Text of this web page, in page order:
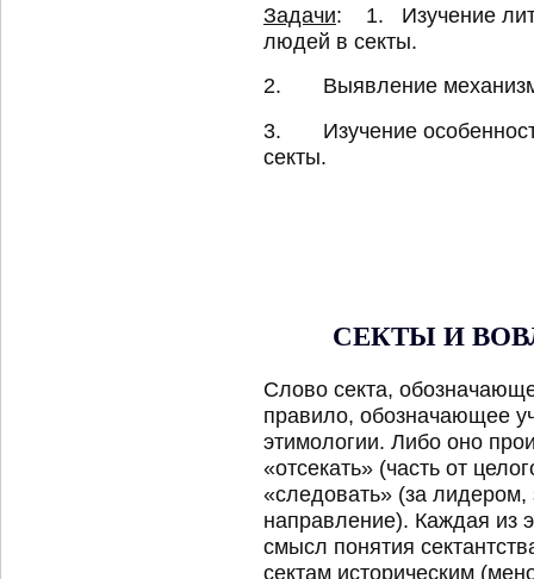
Задачи: 1. Изучение
людей в секты.
2. Выявление
3. Изучение
секты.
СЕКТЫ И
Слово секта,
правило, обозначающее
этимологии. Либо оно
«отсекать» (часть от
«следовать» (за
направление). Каждая из
смысл понятия
сектам историческим